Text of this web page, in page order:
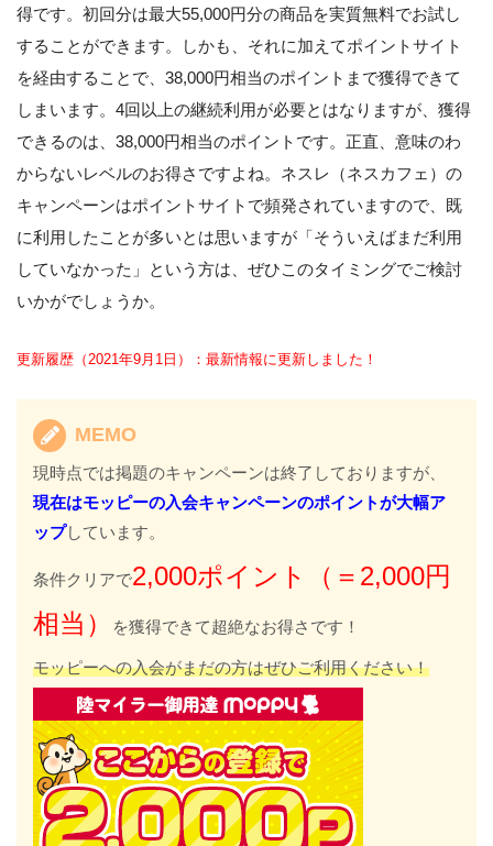
得です。初回分は最大55,000円分の商品を実質無料でお試し
することができます。しかも、それに加えてポイントサイト
を経由することで、38,000円相当のポイントまで獲得できて
しまいます。4回以上の継続利用が必要とはなりますが、獲得
できるのは、38,000円相当のポイントです。正直、意味のわ
からないレベルのお得さですよね。ネスレ（ネスカフェ）の
キャンペーンはポイントサイトで頻発されていますので、既
に利用したことが多いとは思いますが「そういえばまだ利用
していなかった」という方は、ぜひこのタイミングでご検討
いかがでしょうか。
更新履歴（2021 年9月1日）：最新情報に更新しました！
MEMO
現時点では掲題のキャンペーンは終了しておりますが、
現在はモッピーの入会キャンペーンのポイントが大幅ア
ップしています。
条件クリアで2,000ポイント（＝2,000円
相当）
を獲得できて超絶なお得さです！
モッピーへの入会がまだの方はぜひご利用ください！